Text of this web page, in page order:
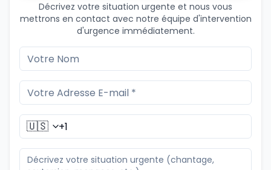
Décrivez votre situation urgente et nous vous
mettrons en contact avec notre équipe d'intervention
d'urgence immédiatement.
🇺🇸